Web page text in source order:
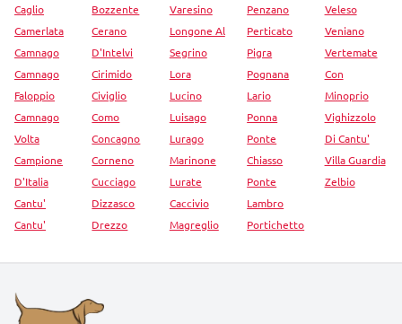
Caglio
Camerlata
Camnago
Camnago
Faloppio
Camnago
Volta
Campione
D'Italia
Cantu'
Cantu'
Bozzente
Cerano
D'Intelvi
Cirimido
Civiglio
Como
Concagno
Corneno
Cucciago
Dizzasco
Drezzo
Varesino
Longone Al
Segrino
Lora
Lucino
Luisago
Lurago
Marinone
Lurate
Caccivio
Magreglio
Penzano
Perticato
Pigra
Pognana
Lario
Ponna
Ponte
Chiasso
Ponte
Lambro
Portichetto
Veleso
Veniano
Vertemate
Con
Minoprio
Vighizzolo
Di Cantu'
Villa Guardia
Zelbio